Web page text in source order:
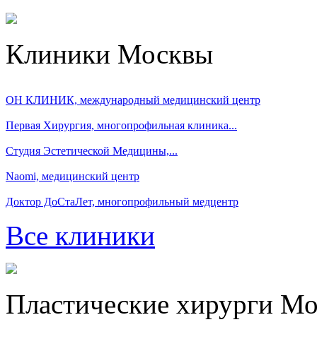
Клиники Москвы
ОН КЛИНИК, международный медицинский центр
Первая Хирургия, многопрофильная клиника...
Студия Эстетической Медицины,...
Naomi, медицинский центр
Доктор ДоСтаЛет, многопрофильный медцентр
Все клиники
Пластические хирурги